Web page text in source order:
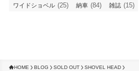
ワイドショベル (25) 納車 (84) 雑誌 (15)
HOME BLOG SOLD OUT SHOVEL HEAD